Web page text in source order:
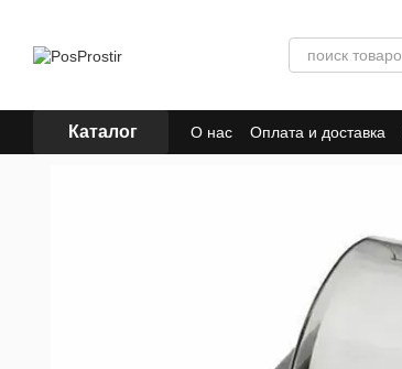
Каталог О нас Оплата и доставка